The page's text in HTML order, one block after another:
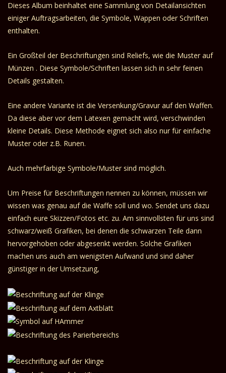
Dieses Album beinhaltet eine Sammlung von Detailansichten
einiger Auftragsarbeiten, die Symbole, Wappen oder Schriften
enthalten.
Ein Großteil der Beschriftungen sind Reliefs, wie die Muster auf
Münzen . Diese Symbole/Schriften lassen sich in sehr feinen
Details gestalten.
Eine andere Variante ist die Versenkung/Gravur auf den Waffen.
Da diese aber vor dem Latexen gemacht wird, verschwinden
kleine Details. Diese Methode eignet sich also nur für einfache
Muster oder z.B. Runen.
Auch mehrfarbige Symbole/Muster sind möglich.
Um Preise für Beschriftungen nennen zu können, müssen wir
wissen was genau auf die Waffe soll und wo. Sendet uns dazu
einfach eure Skizzen/Fotos etc. zu. Am sinnvollsten für uns sind
schwarz/weiß Grafiken, bei denen die schwarzen Teile dann
hervorgehoben oder abgesenkt werden. Solche Grafiken
machen uns auch am wenigsten Aufwand und sind daher
günstiger in der Umsetzung,